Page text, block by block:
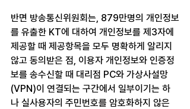
반면 방송통신위원회는, 879만명의 개인정보
를 유출한 KT에 대하여 개인정보를 제3자에
제공할 때 제공항목을 모두 명확하게 알리지
않고 동의받은 점, 이용자 개인정보와 인증정
보를 송수신할 때 대리점 PC와 가상사설망
(VPN)이 연결되는 구간에서 일부이기는 하
나 실사용자의 주민번호를 암호화하지 않은